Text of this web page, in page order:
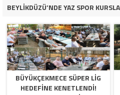
BÜYÜKÇEKMECE SÜPER LİG
HEDEFİNE KENETLENDİ!